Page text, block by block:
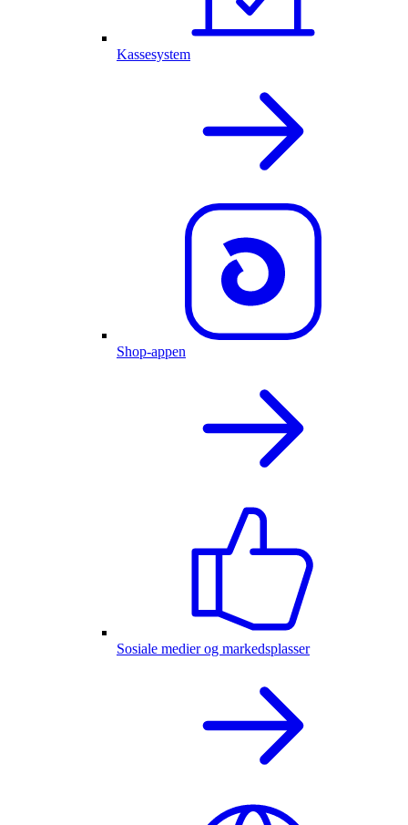
Kassesystem
Shop-appen
Sosiale medier og markedsplasser